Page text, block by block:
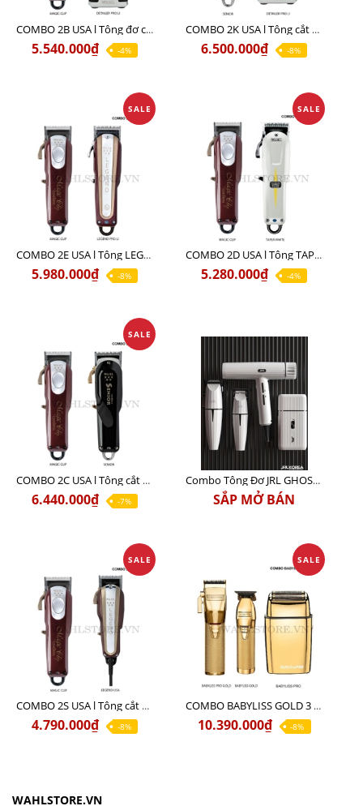
COMBO 2B USA l Tông đơ cắt Magic clip Red + Tông đơ viền Detailer Pro Li
5.540.000₫ -4%
COMBO 2K USA l Tông cắt SENIOR +Tông viền DETAILER PRO LI
6.500.000₫ -8%
SALE
COMBO 2E USA l Tông LEGEND PRO LI + Tông MAGIC CLIP
5.980.000₫ -8%
SALE
COMBO 2D USA l Tông TAPER WHITE + Tông MAGIC CLIP
5.280.000₫ -4%
SALE
COMBO 2C USA l Tông cắt Senior + Tông cắt Magic clip
6.440.000₫ -7%
Combo Tông Đơ JRL GHOST 3 Limited Edition Chính Hãng USA
SẮP MỞ BÁN
SALE
COMBO 2S USA l Tông cắt LEGEND USA CÓ DÂY 220V + Tông pin MAGIC CLIP
4.790.000₫ -8%
SALE
COMBO BABYLISS GOLD 3 cao cấp chính hãng
10.390.000₫ -8%
WAHLSTORE.VN